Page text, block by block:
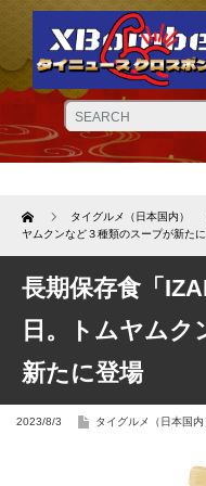
Home タイグルメ（日本国内）
ヤムクンなど３種類のスープが新た
長期保存食「
日。トムヤム
新たに登場
2023/8/3 タイグルメ（日本国内